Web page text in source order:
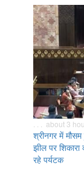
. . . about 3
श्रीनगर में
झील पर
रहे पर्यटक